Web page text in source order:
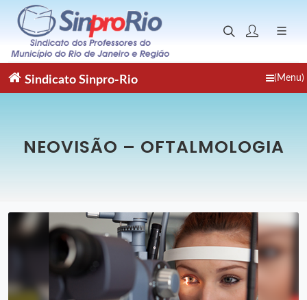
Sindicato Sinpro-Rio (Menu)
NEOVISÃO – OFTALMOLOGIA